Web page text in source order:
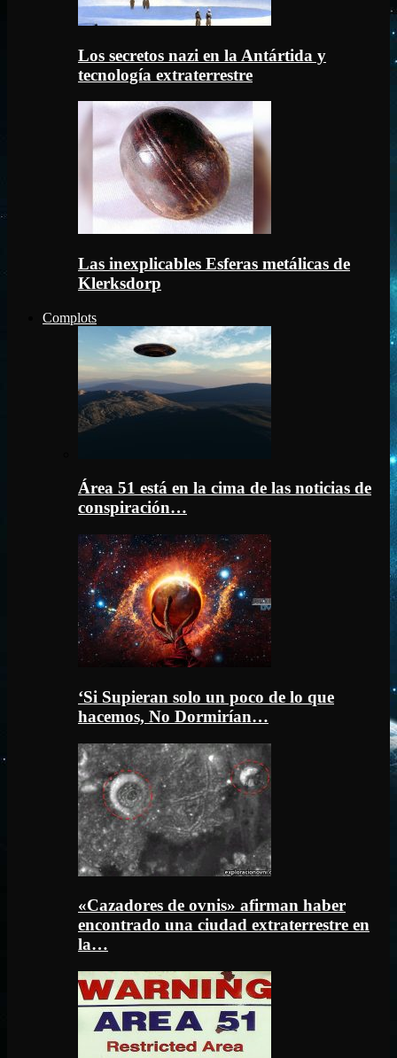
Los secretos nazi en la Antártida y
tecnología extraterrestre
Las inexplicables Esferas metálicas de
Klerksdorp
Complots
Área 51 está en la cima de las noticias de
conspiración…
‘Si Supieran solo un poco de lo que
hacemos, No Dormirían…
«Cazadores de ovnis» afirman haber
encontrado una ciudad extraterrestre en
la…